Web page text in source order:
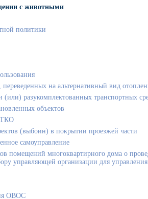
с животными
политики
на альтернативный вид
разукомплектованных транспортных
объектов
ТКО
(выбоин) в покрытии проезжей части
самоуправление
помещений многоквартирного дома о
управляющей организации для
ОВОС